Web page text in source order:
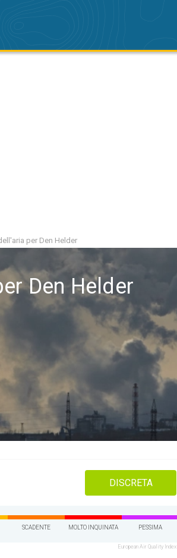
per Den Helder
Den Helder
DISCRETA
SCADENTE MOLTO INQUINATA PESSIMA
European Air Quality Index